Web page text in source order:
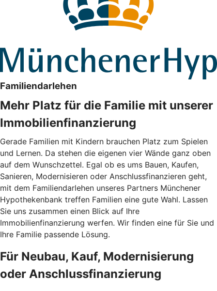
Familiendarlehen
Mehr Platz für die Familie mit unserer
Immobilienfinanzierung
Gerade Familien mit Kindern brauchen Platz zum Spielen
und Lernen. Da stehen die eigenen vier Wände ganz oben
auf dem Wunschzettel. Egal ob es ums Bauen, Kaufen,
Sanieren, Modernisieren oder Anschlussfinanzieren geht,
mit dem Familiendarlehen unseres Partners Münchener
Hypothekenbank treffen Familien eine gute Wahl. Lassen
Sie uns zusammen einen Blick auf Ihre
Immobilienfinanzierung werfen. Wir finden eine für Sie und
Ihre Familie passende Lösung.
Für Neubau, Kauf, Modernisierung
oder Anschlussfinanzierung